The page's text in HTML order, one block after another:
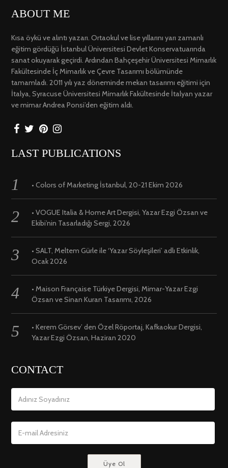
ABOUT ME
Kısa öykü ve alıntı yazarı. Ortaokul ve lise yıllarını yarı zamanlı
eğitim gördüğü İstanbul Üniversitesi Devlet Konservatuarında
sanat okuyarak geçirdi. Ardından Bahçeşehir Üniversitesi Mimarlık
Fakültesinde İç Mimarlık ve Çevre Tasarımı bölümünde
tamamladı. 2011 yılı yaz döneminde mekan tasarımı eğitimi için
İtalya, Syracuse Üniversitesi Mimarlık Fakültesinde İtalyan yazar
ve mimar Andrea Ponsi’den eğitim aldı.
LAST PUBLICATIONS
• Colors of Marketing İstanbul, 20-21 Ekim 2026
• VOGUE Italia & Home Art Dergisi, Yazar Ezgi Özsan ve
Ekibi’nin Tasarladığı Sergi, 2026
• SALT, Meltem Gürle ile ‘Yazar Söyleşileri’ adlı Etkinlik,
Ocak 2026
• Maison Française Türkiye Dergisi, Mimar-Yazar Ezgi
Özsan ve Sinan Kuran Tasarımı, 2026
• Kerem Görsev’ den Özel Röportaj, Kafkaokur Dergisi,
Yazar Ezgi Özsan, Haziran 2020
CONTACT